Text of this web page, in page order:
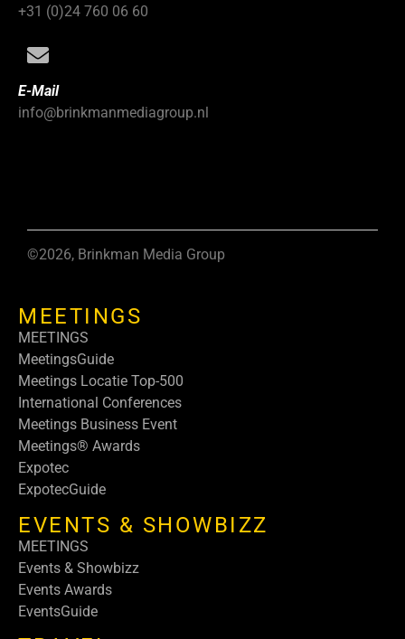
+31 (0)24 760 06 60
E-Mail
info@brinkmanmediagroup.nl
©2026, Brinkman Media Group
MEETINGS
MEETINGS
MeetingsGuide
Meetings Locatie Top-500
International Conferences
Meetings Business Event
Meetings® Awards
Expotec
ExpotecGuide
EVENTS & SHOWBIZZ
MEETINGS
Events & Showbizz
Events Awards
EventsGuide